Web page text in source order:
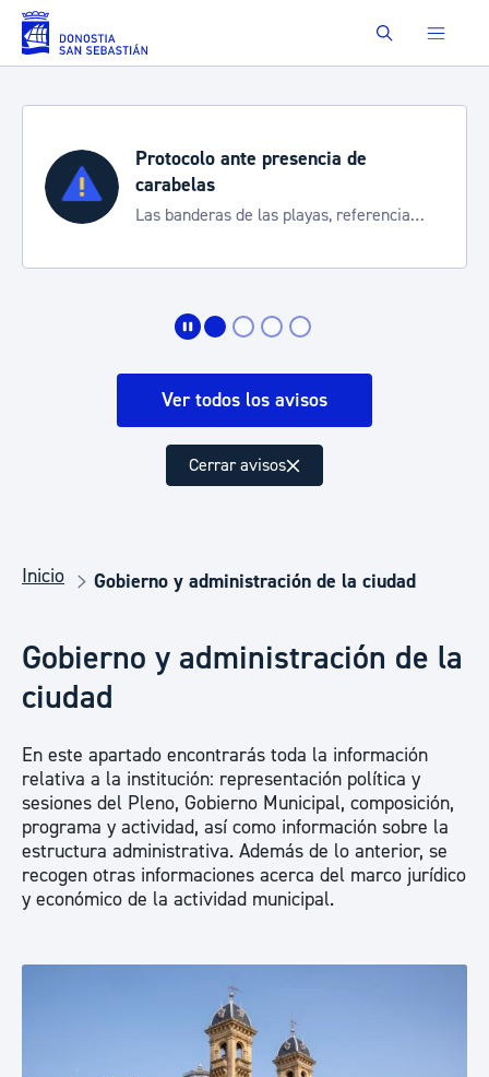
Saltar al contenido principal Buscar
Semana Grande 2026
Cortes de tráfico y servicios especiales
de transporte
Ver todos los avisos
Cerrar avisos
Inicio Gobierno y administración de la ciudad
Gobierno y administración de la
ciudad
En este apartado encontrarás toda la información
relativa a la institución: representación política y
sesiones del Pleno, Gobierno Municipal, composición,
programa y actividad, así como información sobre la
estructura administrativa. Además de lo anterior, se
recogen otras informaciones acerca del marco jurídico
y económico de la actividad municipal.